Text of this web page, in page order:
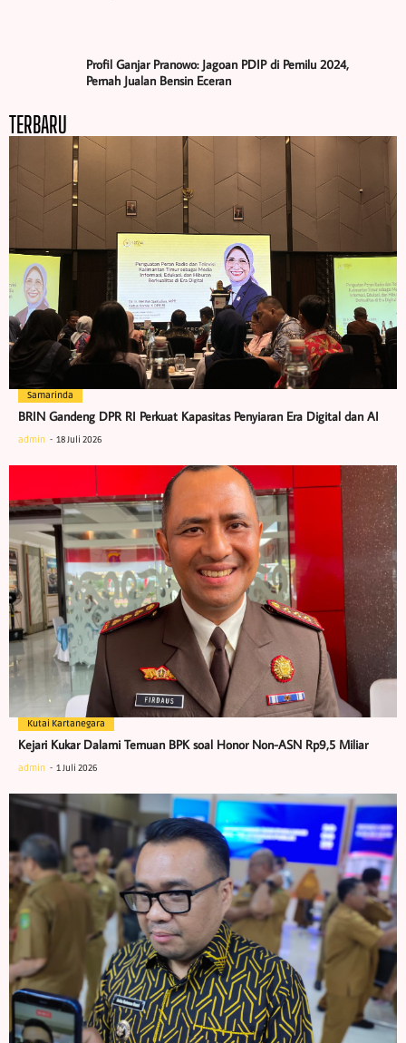
Profil Ganjar Pranowo: Jagoan PDIP di Pemilu 2024,
Pernah Jualan Bensin Eceran
TERBARU
Samarinda
BRIN Gandeng DPR RI Perkuat Kapasitas Penyiaran Era Digital dan AI
admin 18 Juli 2026
Kutai Kartanegara
Kejari Kukar Dalami Temuan BPK soal Honor Non-ASN Rp9,5 Miliar
admin 1 Juli 2026